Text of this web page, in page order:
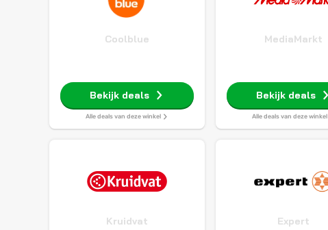
Coolblue
Bekijk deals
Alle deals van deze winkel
MediaMarkt
Bekijk deals
Alle deals van deze winkel
Kruidvat Expert